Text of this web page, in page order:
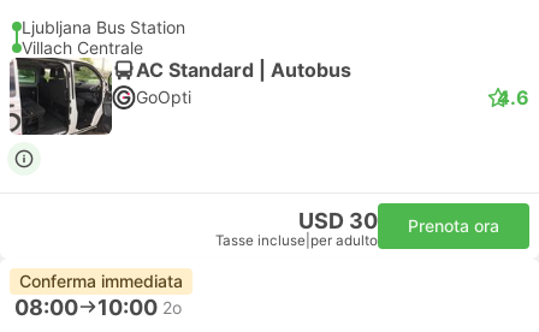
Ljubljana Bus Station
Villach Centrale
AC Standard | Autobus
GoOpti 4.6
USD 30
Tasse incluse per adulto
Prenota ora
Conferma immediata
08:00 10:00 2o